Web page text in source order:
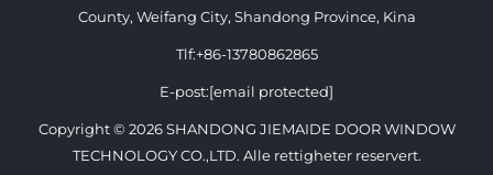
County, Weifang City, Shandong Province, Kina
Tlf:+86-13780862865
E-post:[email protected]
Copyright © 2026 SHANDONG JIEMAIDE DOOR WINDOW
TECHNOLOGY CO.,LTD. Alle rettigheter reservert.